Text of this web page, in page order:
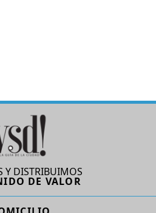
Y DISTRIBUIMOS
DE VALOR